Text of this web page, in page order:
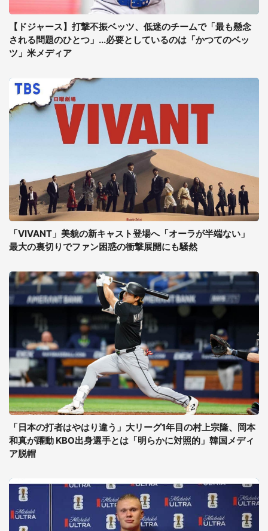
【ドジャース】打撃不振ベッツ、低迷のチームで「最も懸念
される問題のひとつ」...必要としているのは「かつてのベッ
ツ」米メディア
「VIVANT」美貌の新キャスト登場へ「オーラが半端ない」
最大の裏切りでファン困惑の衝撃展開にも騒然
「日本の打者はやはり違う」大リーグ1年目の村上宗隆、岡本
和真が躍動 KBO出身選手とは「明らかに対照的」韓国メディ
ア脱帽